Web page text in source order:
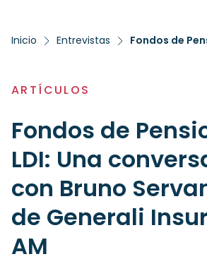
Inicio Entrevistas Fondos de
ARTÍCULOS
Fondos de
LDI: Una
con Bruno
de Generali
AM